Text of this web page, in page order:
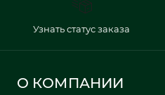
Узнать статус заказа
О КОМПАНИИ